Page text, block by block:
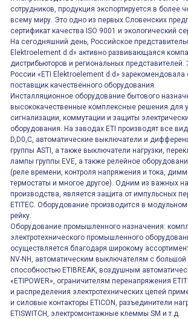
сотрудников, продукция экспортируется в более
всему миру. Это одно из первых Словенских
сертификат качества ISO 9001 и экологический
На сегодняшний день, Российское
Elektroelement d.d» активно развивающаяся
дистрибьюторов и региональных
России «ETI Elektroelement d.d»
поставщик качественного оборудования.
Инсталляционное оборудование бытового
высококачественные комплексные решения для
сигнализации, коммутации и защиты
оборудования. На заводах ETI производят все
D,D0,C, автоматические выключатели и
группы ASTI, а также выключатели нагрузки,
лампы группы EVE, а также релейное
(реле времени, контроля напряжения и тока,
термостаты и многое другое). Одним из важных
производства, является защита от импульсных
ETITEC. Оборудование производится в
рейку.
Оборудование промышленного назначения:
электротехнического промышленного
осуществляется благодаря широкому
NV-NH, автоматическим выключателям с
способностью ETIBREAK, воздушным
«ETIPOWER», ограничителям перенапряжения
и распределения электротехнических цепей
и силовые контакторы ETICON, разъединители
ETISWITCH, электромонтажные клеммы SM и т.д.